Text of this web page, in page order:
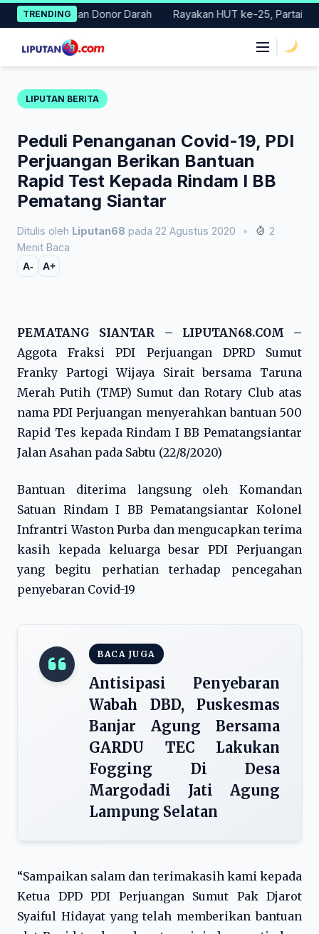
Skip
to
content
TRENDING
Gerakan Donor Darah Rayakan HUT ke-25, Partai
LIPUTAN BERITA
Peduli Penanganan Covid-19, PDI
Perjuangan Berikan Bantuan
Rapid Test Kepada Rindam I BB
Pematang Siantar
Ditulis oleh Liputan68 pada 22 Agustus 2020 •
2
Menit Baca
A- A+
PEMATANG SIANTAR – LIPUTAN68.COM –
Aggota Fraksi PDI Perjuangan DPRD Sumut
Franky Partogi Wijaya Sirait bersama Taruna
Merah Putih (TMP) Sumut dan Rotary Club atas
nama PDI Perjuangan menyerahkan bantuan 500
Rapid Tes kepada Rindam I BB Pematangsiantar
Jalan Asahan pada Sabtu (22/8/2020)
Bantuan diterima langsung oleh Komandan
Satuan Rindam I BB Pematangsiantar Kolonel
Infrantri Waston Purba dan mengucapkan terima
kasih kepada keluarga besar PDI Perjuangan
yang begitu perhatian terhadap pencegahan
penyebaran Covid-19
BACA JUGA
Antisipasi Penyebaran
Wabah DBD, Puskesmas
Banjar Agung Bersama
GARDU TEC Lakukan
Fogging Di Desa
Margodadi Jati Agung
Lampung Selatan
“Sampaikan salam dan terimakasih kami kepada
Ketua DPD PDI Perjuangan Sumut Pak Djarot
Syaiful Hidayat yang telah memberikan bantuan